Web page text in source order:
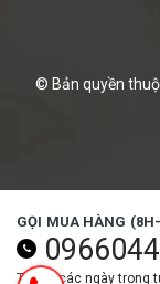
© Bản quyền
GỌI MUA HÀNG
Tất cả các ngày trong